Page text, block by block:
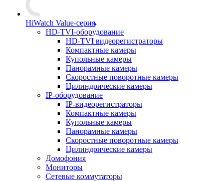
HiWatch Value-серия
HD-TVI-оборудование
HD-TVI видеорегистраторы
Компактные камеры
Купольные камеры
Панорамные камеры
Скоростные поворотные камеры
Цилиндрические камеры
IP-оборудование
IP-видеорегистраторы
Компактные камеры
Купольные камеры
Панорамные камеры
Скоростные поворотные камеры
Цилиндрические камеры
Домофония
Мониторы
Сетевые коммутаторы